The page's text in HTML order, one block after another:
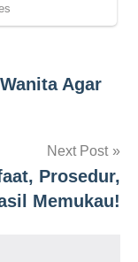
Agar
Next Post
Prosedur,
Memukau!